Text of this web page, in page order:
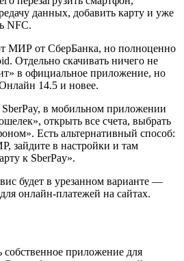
данных, добавить карту и уже
NFC.
МИР от СберБанка, но полноценно
Отдельно скачивать ничего не
в официальное приложение, но
14.5 и новее.
SberPay, в мобильном приложении
открыть все счета, выбрать
Есть альтернативный способ:
зайдите в настройки и там
к SberPay».
будет в урезанном варианте —
онлайн-платежей на сайтах.
собственное приложение для